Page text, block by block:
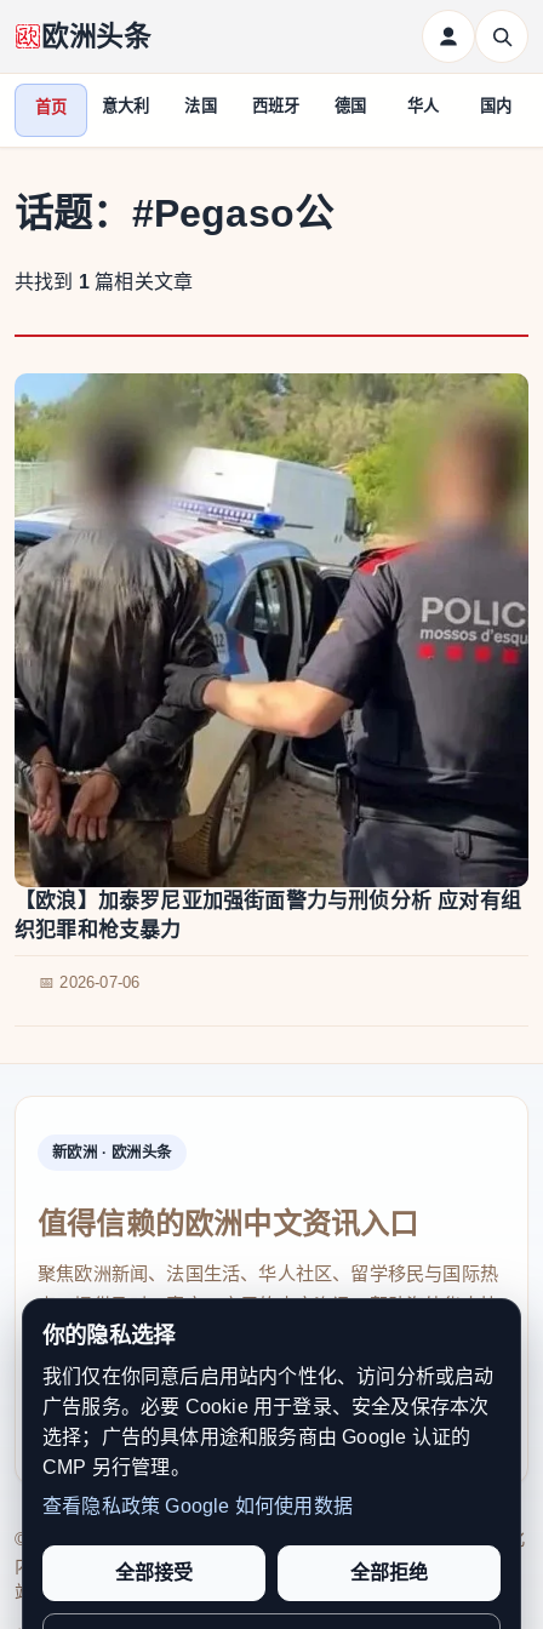
欧洲头条
首页 意大利 法国 西班牙 德国 华人 国内
话题： #Pegaso公
共找到 1 篇相关文章
【欧浪】加泰罗尼亚加强街面警力与刑侦分析 应对有组
织犯罪和枪支暴力
📅 2026-07-06
新欧洲 · 欧洲头条
值得信赖的欧洲中文资讯入口
聚焦欧洲新闻、法国生活、华人社区、留学移民与国际热
点，提供及时、真实、实用的中文资讯，帮助海外华人快
速了解欧洲动态。
contact@xinouzhou.com
服务支持、版权与合作：工作日优先处理站务、投稿与权
利通知
© 2026 新欧洲·欧洲头条. All Rights Reserved. 本网站持续优化
内容透明度、联系方式与用户权利说明，以提升品牌信任感和
站点完整度。
你的隐私选择
我们仅在你同意后启用站内个性化、访问分析或启动
广告服务。必要 Cookie 用于登录、安全及保存本次
选择；广告的具体用途和服务商由 Google 认证的
CMP 另行管理。
查看隐私政策 Google 如何使用数据
全部接受 全部拒绝